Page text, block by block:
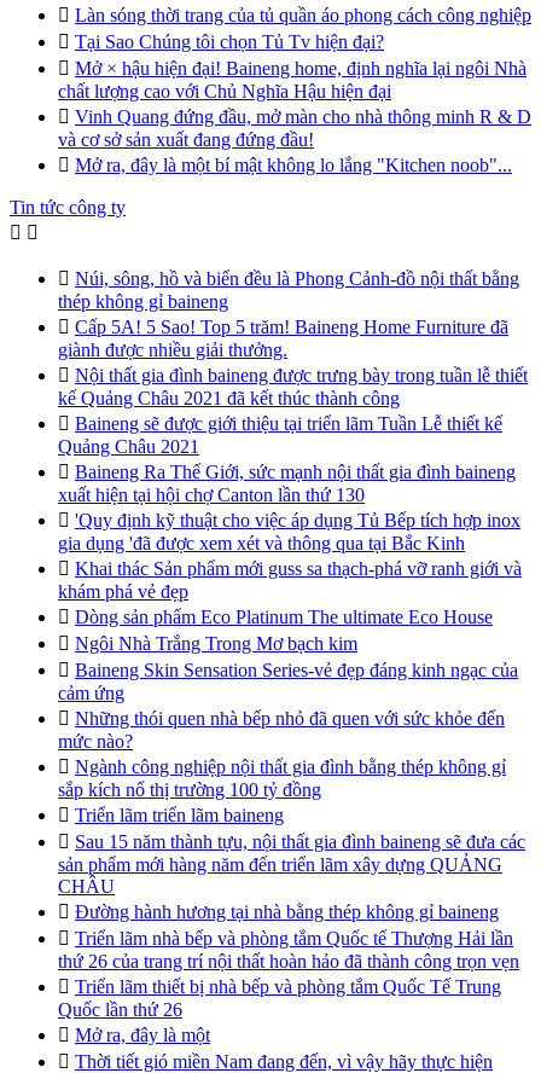
 Làn sóng thời trang của tủ quần áo phong cách công nghiệp
 Tại Sao Chúng tôi chọn Tủ Tv hiện đại?
 Mở × hậu hiện đại! Baineng home, định nghĩa lại ngôi Nhà
chất lượng cao với Chủ Nghĩa Hậu hiện đại
 Vinh Quang đứng đầu, mở màn cho nhà thông minh R & D
và cơ sở sản xuất đang đứng đầu!
 Mở ra, đây là một bí mật không lo lắng "Kitchen noob"...
Tin tức công ty
 
 Núi, sông, hồ và biển đều là Phong Cảnh-đồ nội thất bằng
thép không gỉ baineng
 Cấp 5A! 5 Sao! Top 5 trăm! Baineng Home Furniture đã
giành được nhiều giải thưởng.
 Nội thất gia đình baineng được trưng bày trong tuần lễ thiết
kế Quảng Châu 2021 đã kết thúc thành công
 Baineng sẽ được giới thiệu tại triển lãm Tuần Lễ thiết kế
Quảng Châu 2021
 Baineng Ra Thế Giới, sức mạnh nội thất gia đình baineng
xuất hiện tại hội chợ Canton lần thứ 130
 'Quy định kỹ thuật cho việc áp dụng Tủ Bếp tích hợp inox
gia dụng 'đã được xem xét và thông qua tại Bắc Kinh
 Khai thác Sản phẩm mới guss sa thạch-phá vỡ ranh giới và
khám phá vẻ đẹp
 Dòng sản phẩm Eco Platinum The ultimate Eco House
 Ngôi Nhà Trắng Trong Mơ bạch kim
 Baineng Skin Sensation Series-vẻ đẹp đáng kinh ngạc của
cảm ứng
 Những thói quen nhà bếp nhỏ đã quen với sức khỏe đến
mức nào?
 Ngành công nghiệp nội thất gia đình bằng thép không gỉ
sắp kích nổ thị trường 100 tỷ đồng
 Triển lãm triển lãm baineng
 Sau 15 năm thành tựu, nội thất gia đình baineng sẽ đưa các
sản phẩm mới hàng năm đến triển lãm xây dựng QUẢNG
CHÂU
 Đường hành hương tại nhà bằng thép không gỉ baineng
 Triển lãm nhà bếp và phòng tắm Quốc tế Thượng Hải lần
thứ 26 của trang trí nội thất hoàn hảo đã thành công trọn vẹn
 Triển lãm thiết bị nhà bếp và phòng tắm Quốc Tế Trung
Quốc lần thứ 26
 Mở ra, đây là một
 Thời tiết gió miền Nam đang đến, vì vậy hãy thực hiện